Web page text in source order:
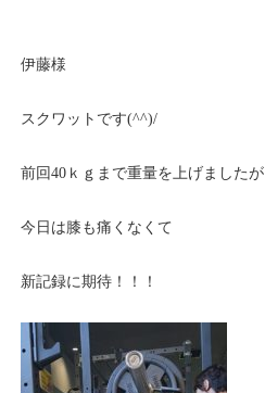
伊藤様
スクワットです(^^)/
前回40ｋｇまで重量を上げましたが
今日は膝も痛くなくて
新記録に期待！！！